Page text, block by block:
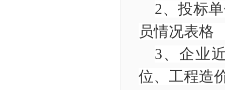
2、投标
员情况
3、企业
位、工程